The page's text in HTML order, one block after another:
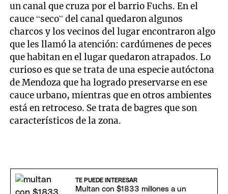
un canal que cruza por el barrio Fuchs. En el
cauce “seco” del canal quedaron algunos
charcos y los vecinos del lugar encontraron algo
que les llamó la atención: cardúmenes de peces
que habitan en el lugar quedaron atrapados. Lo
curioso es que se trata de una especie autóctona
de Mendoza que ha logrado preservarse en ese
cauce urbano, mientras que en otros ambientes
está en retroceso. Se trata de bagres que son
característicos de la zona.
TE PUEDE INTERESAR
Multan con $1833 millones a un